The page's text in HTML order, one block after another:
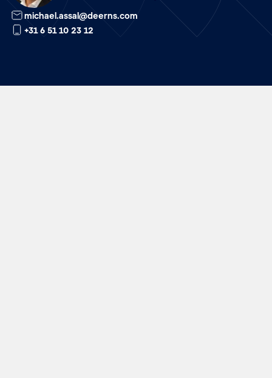
michael.assal@deerns.com
+31 6 51 10 23 12